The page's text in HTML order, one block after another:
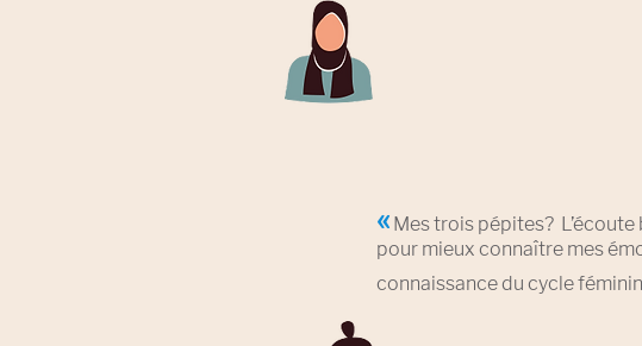
« Mes trois pépites?
pour mieux connaître mes
connaissance du cycle féminin